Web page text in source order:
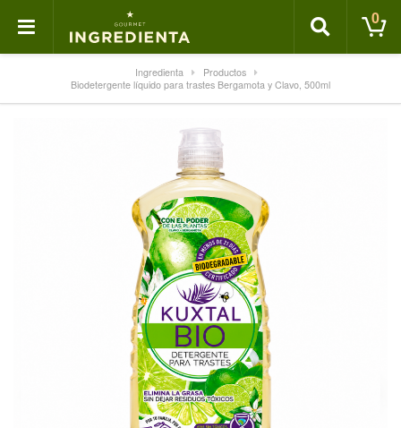
0
Ingredienta
Productos
Biodetergente líquido para trastes Bergamota y Clavo, 500ml